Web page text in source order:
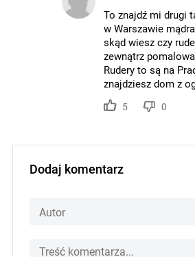
To znajdź mi drugi
w Warszawie
skąd wiesz czy
zewnątrz
Rudery to są na
znajdziesz dom z
5 0
Dodaj komentarz